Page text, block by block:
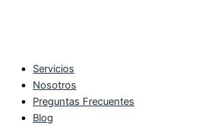
Servicios
Nosotros
Preguntas Frecuentes
Blog